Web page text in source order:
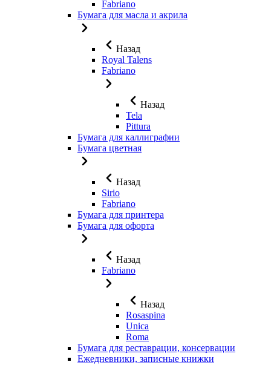
Fabriano
Бумага для масла и акрила
Назад
Royal Talens
Fabriano
Назад
Tela
Pittura
Бумага для каллиграфии
Бумага цветная
Назад
Sirio
Fabriano
Бумага для принтера
Бумага для офорта
Назад
Fabriano
Назад
Rosaspina
Unica
Roma
Бумага для реставрации, консервации
Ежедневники, записные книжки